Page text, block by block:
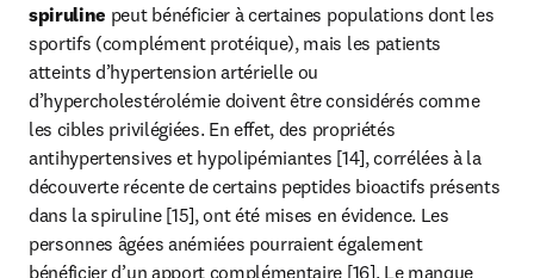
spiruline peut bénéficier à certaines populations dont les
sportifs (complément protéique), mais les patients
atteints d’hypertension artérielle ou
d’hypercholestérolémie doivent être considérés comme
les cibles privilégiées. En effet, des propriétés
antihypertensives et hypolipémiantes [14], corrélées à la
découverte récente de certains peptides bioactifs présents
dans la spiruline [15], ont été mises en évidence. Les
personnes âgées anémiées pourraient également
bénéficier d’un apport complémentaire [16]. Le manque